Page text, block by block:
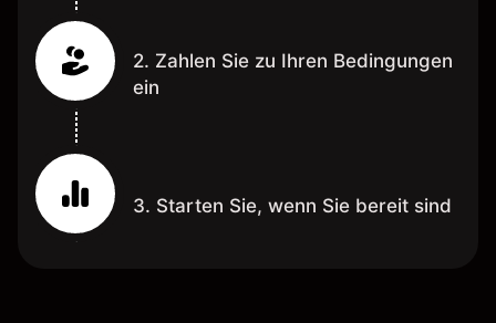
2. Zahlen Sie zu Ihren Bedingungen
ein
3. Starten Sie, wenn Sie bereit sind